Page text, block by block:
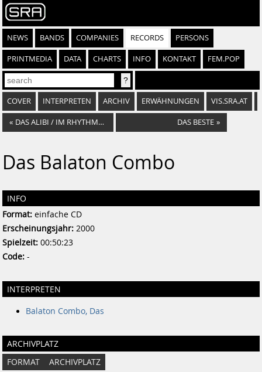
NEWS BANDS COMPANIES RECORDS PERSONS
PRINTMEDIA DATA CHARTS INFO KONTAKT FEM.POP
COVER INTERPRETEN ARCHIV ERWÄHNUNGEN VIS.SRA.AT
« DAS ALIBI / IM RHYTHMUS DEINES HERZSCHLAGS DAS BESTE »
Das Balaton Combo
INFO
Format: einfache CD
Erscheinungsjahr: 2000
Spielzeit: 00:50:23
Code: -
INTERPRETEN
Balaton Combo, Das
ARCHIVPLATZ
FORMAT
ARCHIVPLATZ